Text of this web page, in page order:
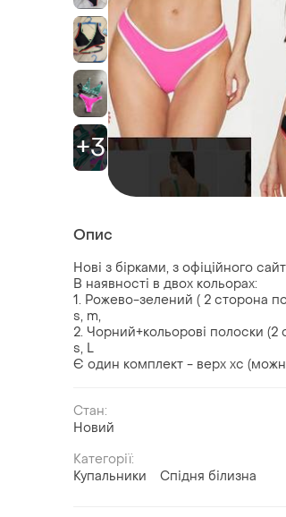
+3
Опис
Нові з бірками, з офіційного
В наявності в двох кольорах:
1. Рожево-зелений ( 2 сторона
s, m,
2. Чорний+кольорові полоски
s, L
Є один комплект - верх хс
Стан:
Новий
Категорії:
Купальники
Спідня білизна